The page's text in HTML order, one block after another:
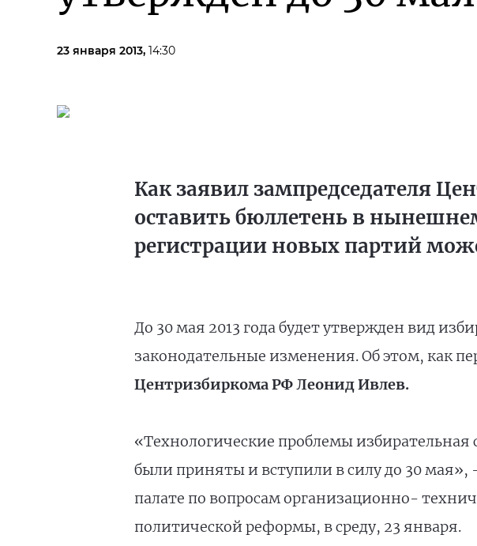
23 января 2013, 14:30
Как заявил зампредседателя
оставить бюллетень в
регистрации новых партий
До 30 мая 2013 года будет утвержден вид
законодательные изменения. Об этом, как
Центризбиркома РФ Леонид Ивлев.
«Технологические проблемы
были приняты и вступили в силу до 30
палате по вопросам организационно-
политической реформы, в среду, 23 января.